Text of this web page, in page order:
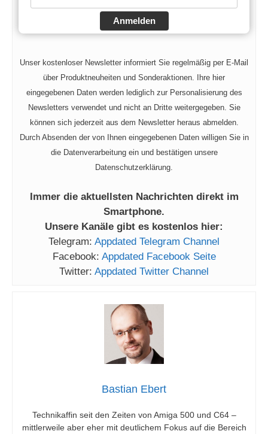
Anmelden
Unser kostenloser Newsletter informiert Sie regelmäßig per E-Mail
über Produktneuheiten und Sonderaktionen. Ihre hier
eingegebenen Daten werden lediglich zur Personalisierung des
Newsletters verwendet und nicht an Dritte weitergegeben. Sie
können sich jederzeit aus dem Newsletter heraus abmelden.
Durch Absenden der von Ihnen eingegebenen Daten willigen Sie in
die Datenverarbeitung ein und bestätigen unsere
Datenschutzerklärung.
Immer die aktuellsten Nachrichten direkt im
Smartphone.
Unsere Kanäle gibt es kostenlos hier:
Telegram: Appdated Telegram Channel
Facebook: Appdated Facebook Seite
Twitter: Appdated Twitter Channel
Bastian Ebert
Technikaffin seit den Zeiten von Amiga 500 und C64 –
mittlerweile aber eher mit deutlichem Fokus auf die Bereich